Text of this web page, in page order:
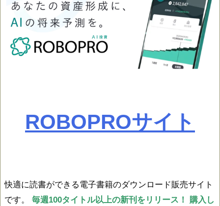
ROBOPROサイト
快適に読書ができる電子書籍のダウンロード販売サイト
です。 毎週100タイトル以上の新刊をリリース！
購入し